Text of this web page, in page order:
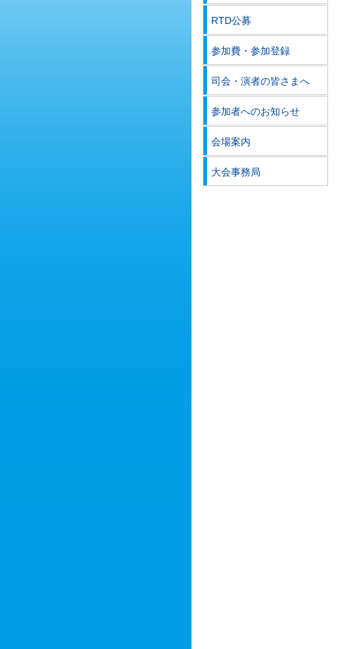
RTD公募
参加費・参加登録
司会・演者の皆さまへ
参加者へのお知らせ
会場案内
大会事務局